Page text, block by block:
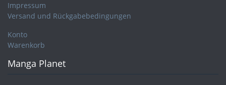
Impressum
Versand und Rückgabebedingungen
Konto
Warenkorb
Manga Planet